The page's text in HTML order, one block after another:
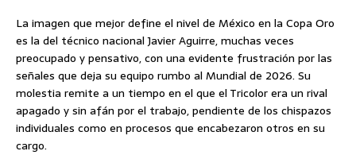
La imagen que mejor define el nivel de México en la Copa Oro
es la del técnico nacional Javier Aguirre, muchas veces
preocupado y pensativo, con una evidente frustración por las
señales que deja su equipo rumbo al Mundial de 2026. Su
molestia remite a un tiempo en el que el Tricolor era un rival
apagado y sin afán por el trabajo, pendiente de los chispazos
individuales como en procesos que encabezaron otros en su
cargo.